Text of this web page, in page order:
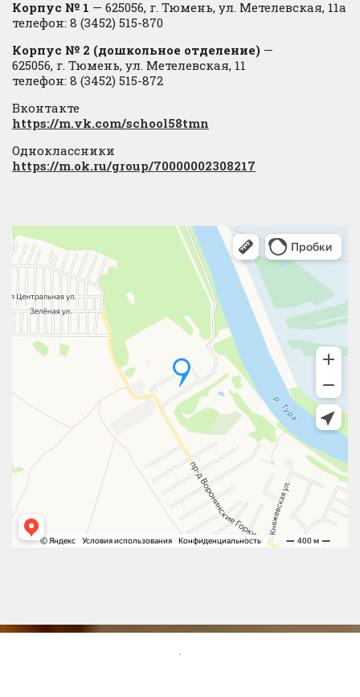
Корпус № 1 — 625056, г. Тюмень, ул. Метелевская, 11а
телефон: 8 (3452) 515-870
Корпус № 2 (дошкольное отделение) —
625056, г. Тюмень, ул. Метелевская, 11
телефон: 8 (3452) 515-872
Вконтакте
https://m.vk.com/school58tmn
Одноклассники
https://m.ok.ru/group/70000002308217